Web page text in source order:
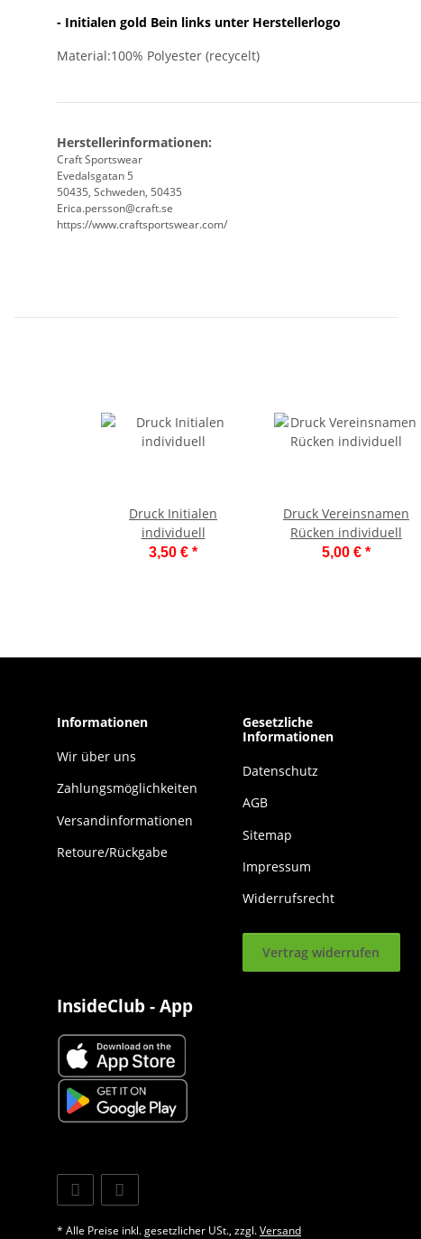
- Initialen gold Bein links unter Herstellerlogo
Material:100% Polyester (recycelt)
Herstellerinformationen:
Craft Sportswear
Evedalsgatan 5
50435, Schweden, 50435
Erica.persson@craft.se
https://www.craftsportswear.com/
Druck Initialen
individuell
3,50 € *
Druck Vereinsnamen
Rücken individuell
5,00 € *
Informationen
Wir über uns
Zahlungsmöglichkeiten
Versandinformationen
Retoure/Rückgabe
Gesetzliche
Informationen
Datenschutz
AGB
Sitemap
Impressum
Widerrufsrecht
Vertrag widerrufen
InsideClub - App
* Alle Preise inkl. gesetzlicher USt., zzgl.Versand